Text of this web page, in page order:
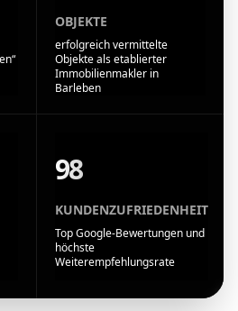
OBJEKTE
erfolgreich vermittelte
Objekte als etablierter
Immobilienmakler in
Barleben
98
KUNDENZUFRIEDENHEIT
Top Google-Bewertungen und
höchste
Weiterempfehlungsrate